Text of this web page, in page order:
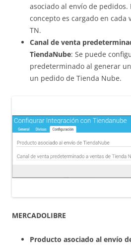
asociado al envío de pedidos.
concepto es cargado en cada
TN.
Canal de venta
TiendaNube: Se puede
predeterminado al generar
un pedido de Tienda Nube.
MERCADOLIBRE
Producto asociado al envío